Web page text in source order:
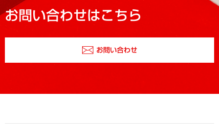
お問い合わせはこちら
お問い合わせ